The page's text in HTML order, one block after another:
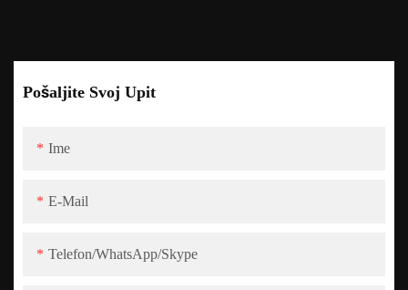
Pošaljite Svoj Upit
Ime
E-Mail
Telefon/WhatsApp/Skype